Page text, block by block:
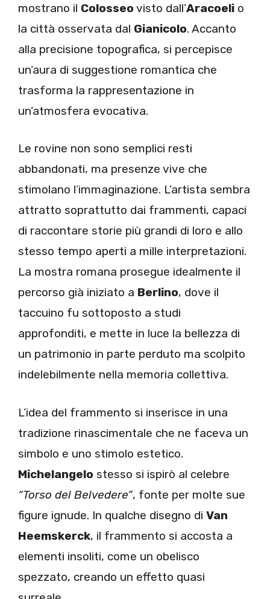
mostrano il Colosseo visto dall’Aracoeli o
la città osservata dal Gianicolo. Accanto
alla precisione topografica, si percepisce
un’aura di suggestione romantica che
trasforma la rappresentazione in
un’atmosfera evocativa.
Le rovine non sono semplici resti
abbandonati, ma presenze vive che
stimolano l’immaginazione. L’artista sembra
attratto soprattutto dai frammenti, capaci
di raccontare storie più grandi di loro e allo
stesso tempo aperti a mille interpretazioni.
La mostra romana prosegue idealmente il
percorso già iniziato a Berlino, dove il
taccuino fu sottoposto a studi
approfonditi, e mette in luce la bellezza di
un patrimonio in parte perduto ma scolpito
indelebilmente nella memoria collettiva.
L’idea del frammento si inserisce in una
tradizione rinascimentale che ne faceva un
simbolo e uno stimolo estetico.
Michelangelo stesso si ispirò al celebre
“Torso del Belvedere”, fonte per molte sue
figure ignude. In qualche disegno di Van
Heemskerck, il frammento si accosta a
elementi insoliti, come un obelisco
spezzato, creando un effetto quasi